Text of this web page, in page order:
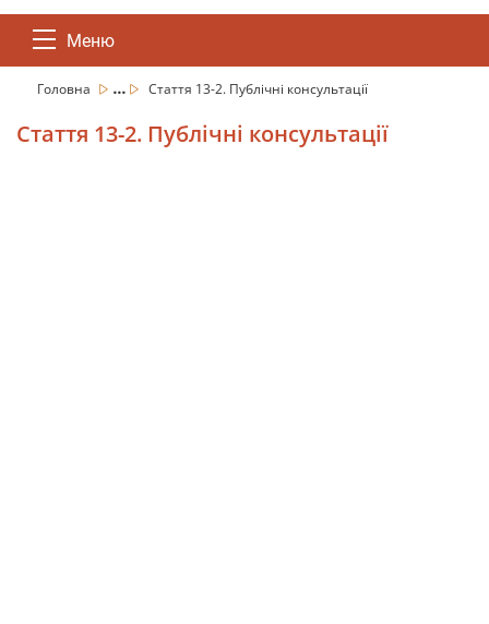
Меню
Головна ... Стаття 13-2. Публічні консультації
Стаття 13-2. Публічні консультації